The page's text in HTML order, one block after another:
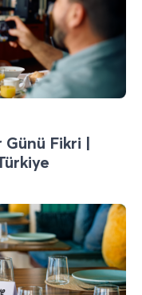
Günü Fikri |